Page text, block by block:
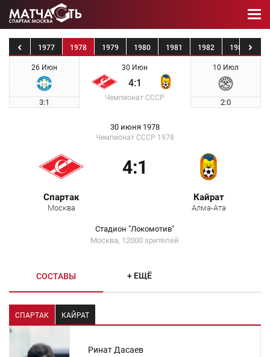
1976 1977 1978 1979 1980 1981 1982 1983
26 Июн
3:1
30 Июн
4:1
Чемпионат СССР
10 Июл
2:0
30 июня 1978
Чемпионат СССР 1978
Спартак
Москва
4:1
Кайрат
Алма-Ата
Стадион "Локомотив"
Москва, 12000 зрителей
СОСТАВЫ + ЕЩЁ
СПАРТАК КАЙРАТ
Ринат Дасаев